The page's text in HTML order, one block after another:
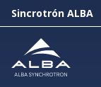
Sincrotrón ALBA